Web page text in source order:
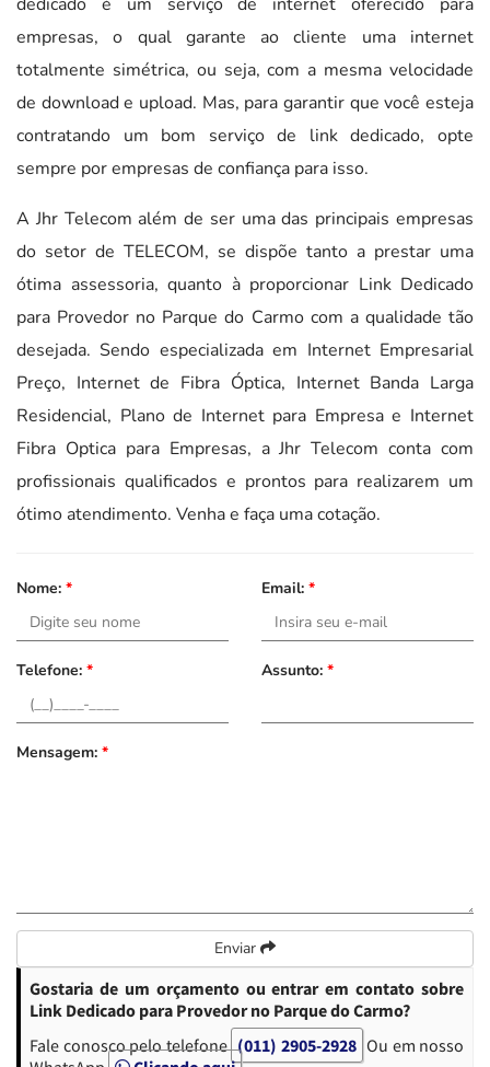
empresas, o qual garante ao cliente uma internet
totalmente simétrica, ou seja, com a mesma velocidade
de download e upload. Mas, para garantir que você esteja
contratando um bom serviço de link dedicado, opte
sempre por empresas de confiança para isso.
A Jhr Telecom além de ser uma das principais empresas
do setor de TELECOM, se dispõe tanto a prestar uma
ótima assessoria, quanto à proporcionar Link Dedicado
para Provedor no Parque do Carmo com a qualidade tão
desejada. Sendo especializada em Internet Empresarial
Preço, Internet de Fibra Óptica, Internet Banda Larga
Residencial, Plano de Internet para Empresa e Internet
Fibra Optica para Empresas, a Jhr Telecom conta com
profissionais qualificados e prontos para realizarem um
ótimo atendimento. Venha e faça uma cotação.
Nome: * Email: *
Telefone: * Assunto: *
Mensagem: *
Enviar
Gostaria de um orçamento ou entrar em contato sobre
Link Dedicado para Provedor no Parque do Carmo?
Fale conosco pelo telefone (011) 2905-2928 Ou em nosso